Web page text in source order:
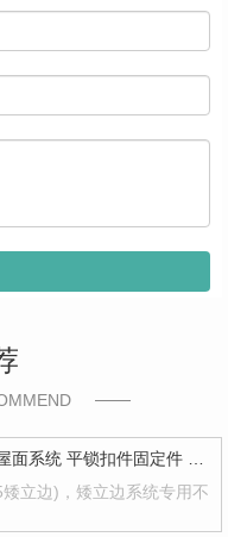
立边)，矮立边系统专用不